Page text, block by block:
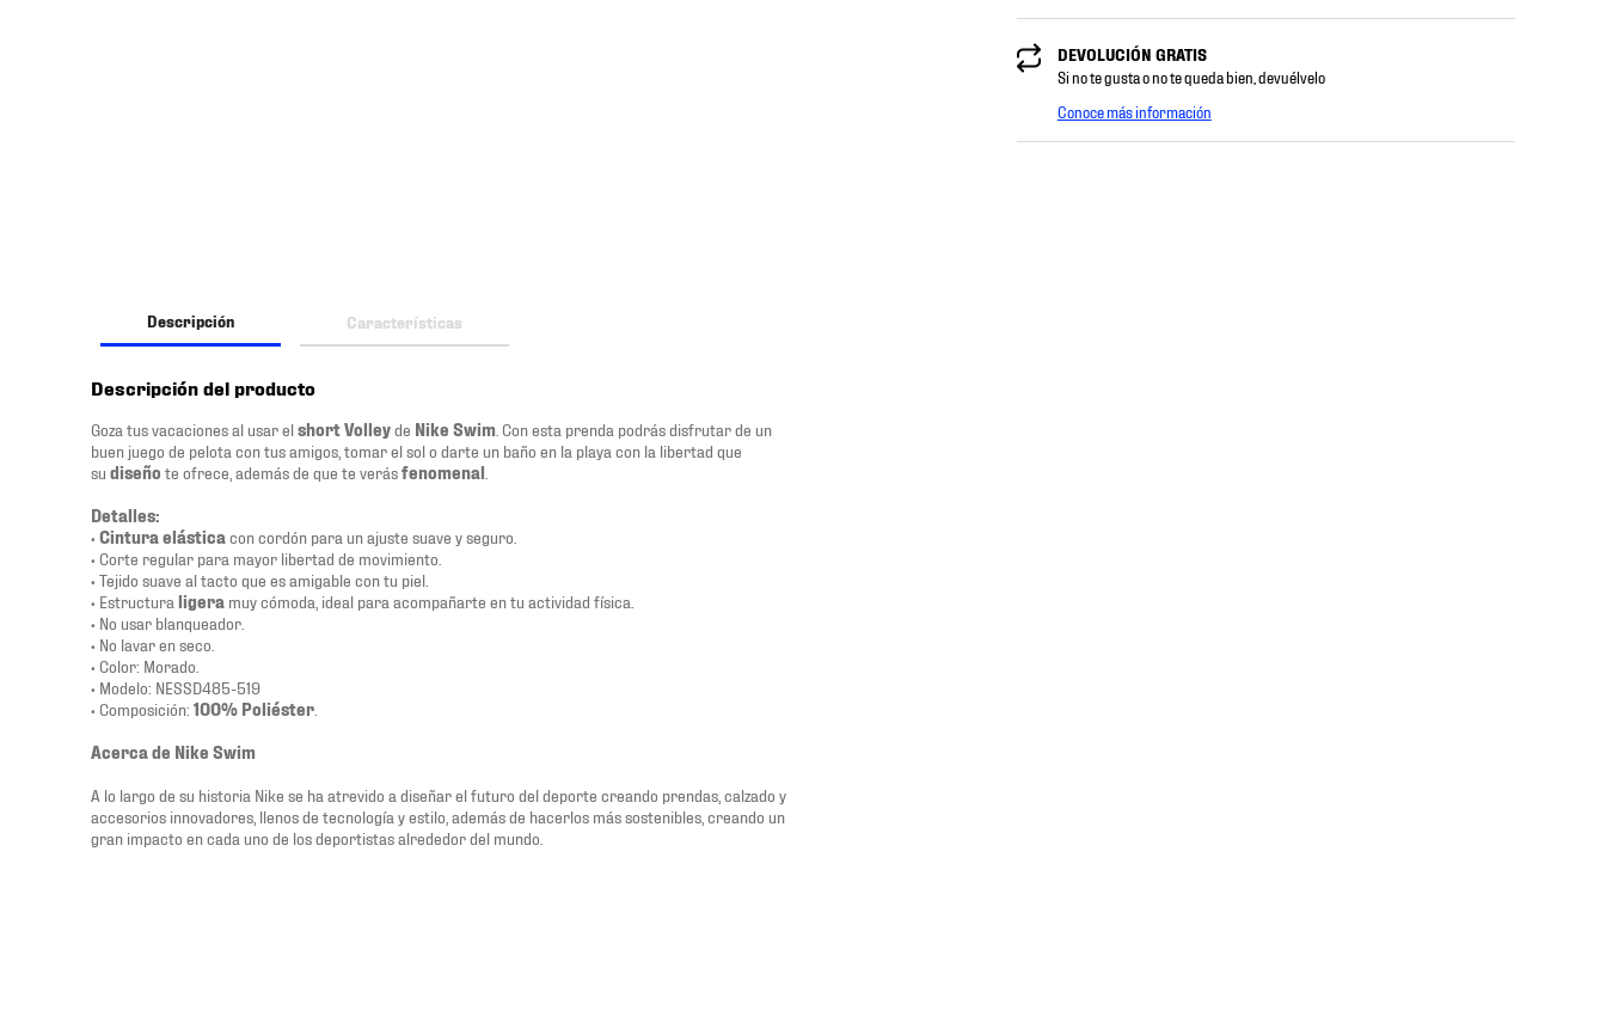
DEVOLUCIÓN GRATIS
Si no te gusta o no te queda bien, devuélvelo
Conoce más información
Descripción Características
Descripción del producto
Goza tus vacaciones al usar elshort Volleyde Nike Swim . Con esta prenda podrás disfrutar de un
buen juego de pelota con tus amigos, tomar el sol o darte un baño en la playa con la libertad que
su diseño te ofrece, además de que te verásfenomenal
Detalles:
• Cintura elástica con cordón para un ajuste suave y seguro.
• Corte regular para mayor libertad de movimiento.
• Tejido suave al tacto que es amigable con tu piel.
• Estructura ligera muy cómoda, ideal para acompañarte en tu actividad física.
• No usar blanqueador.
• No lavar en seco.
• Color: Morado.
• Modelo: NESSD485-519
• Composición: 100% Poliéster
Acerca de Nike Swim
A lo largo de su historia Nike se ha atrevido a diseñar el futuro del deporte creando prendas, calzado y
accesorios innovadores, llenos de tecnología y estilo, además de hacerlos más sostenibles, creando un
gran impacto en cada uno de los deportistas alrededor del mundo.